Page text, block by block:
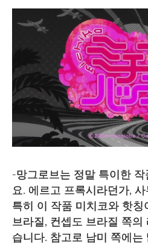
-망그로브는 정말 특이한 작
요. 에르고 프록시라던가,
특히 이 작품 미치코와 핫칭
브라질, 컨셉도 브라질 쪽
습니다. 참고로 남미 쪽에는